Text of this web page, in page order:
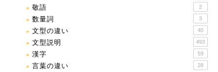
敬語 2
数量詞 3
文型の違い 40
文型説明 493
漢字 59
言葉の違い 28